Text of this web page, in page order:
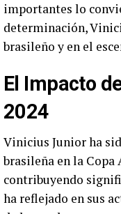
importantes lo
determinación,
brasileño y en el
El Impacto
2024
Vinicius Junior ha
brasileña en la Copa
contribuyendo
ha reflejado en sus